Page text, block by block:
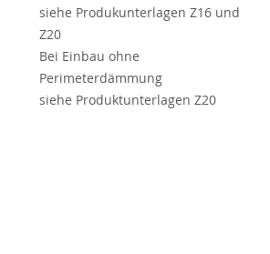
siehe Produkunterlagen Z16 und
Z20
Bei Einbau ohne
Perimeterdämmung
siehe Produktunterlagen Z20